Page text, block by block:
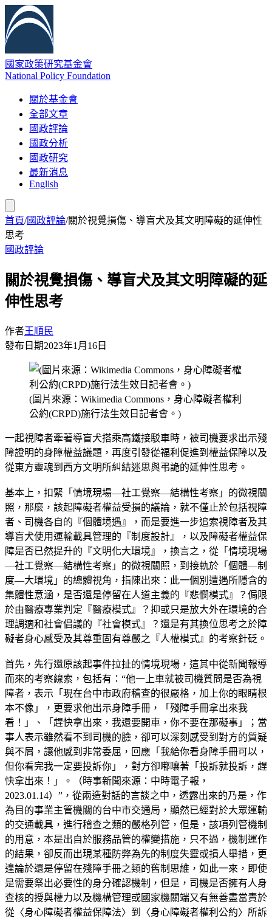
國家政策研究基金會
National Policy Foundation
關於基金會
全部文章
國政評論
國政分析
國政研究
最新消息
English
首頁/國政評論/關於視覺損傷、導盲犬及其文明障礙的延伸性
思考
國政評論
關於視覺損傷、導盲犬及其文明障礙的延
伸性思考
作者王順民
發布日期2023年1月16日
(圖片來源：Wikimedia Commons，身心障礙者權利
公約(CRPD)施行法生效日記者會。)
一起視障者牽著導盲犬搭乘高鐵接駁車時，被司機要求出示殘
障證明的身障權益議題，再度引發從福利促進到權益保障以及
從東方靈魂到西方文明所糾結迷思與弔詭的延伸性思考。
基本上，扣緊「情境現場—社工覺察—結構性考察」的微視關
照，那麼，該起障礙者權益受損的議論，就不僅止於包括視障
者、司機各自的『個體境遇』，而是要進一步追索視障者及其
導盲犬使用運輸載具管理的『制度設計』，以及障礙者權益保
障是否已然提升的『文明化大環境』，換言之，從「情境現場
—社工覺察—結構性考察」的微視關照，到接軌於「個體—制
度—大環境」的總體視角，指陳出來：此一個別遭遇所隱含的
集體性意涵，是否還是停留在人道主義的『悲憫模式』？侷限
於由醫療專業判定『醫療模式』？抑或只是放大外在環境的合
理調適和社會倡議的『社會模式』？還是有其換位思考之於障
礙者身心感受及其尊重固有尊嚴之『人權模式』的考察針砭。
首先，先行還原該起事件拉扯的情境現場，這其中從新聞報導
而來的考察線索，包括有：“他一上車就被司機質問是否為視
障者，表示「現在台中市政府稽查的很嚴格，加上你的眼睛根
本不像」，更要求他出示身障手冊，「殘障手冊拿出來我
看！」、「趕快拿出來，我還要開車，你不要在那礙事」；當
事人表示雖然看不到司機的臉，卻可以深刻感受到對方的質疑
與不屑，讓他感到非常委屈，回應「我給你看身障手冊可以，
但你看完我一定要投訴你」，對方卻嘟嚷著「投訴就投訴，趕
快拿出來！」。（時事新聞來源：中時電子報，
2023.01.14）”，從兩造對話的言談之中，透露出來的乃是，作
為目的事業主管機關的台中市交通局，顯然已經對於大眾運輸
的交通載具，進行稽查之類的嚴格列管，但是，該項列管機制
的用意，本是出自於服務品管的權變措施，只不過，機制運作
的結果，卻反而出現某種防弊為先的制度失靈或損人舉措，更
遑論於還是停留在殘障手冊之類的舊制思維，如此一來，即使
是需要祭出必要性的身分確認機制，但是，司機是否擁有人身
查核的授與權力以及機構管理或國家機關端又有無善盡當責於
從〈身心障礙者權益保障法〉到〈身心障礙者權利公約〉所訴